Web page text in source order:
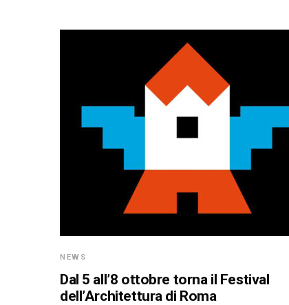
NEWS
Dal 5 all’8 ottobre torna il Festival
dell’Architettura di Roma